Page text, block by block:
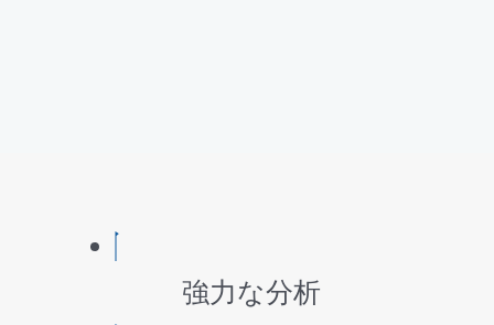
強力な分析